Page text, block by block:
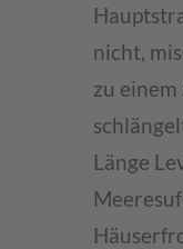
nicht,
zu
Länge